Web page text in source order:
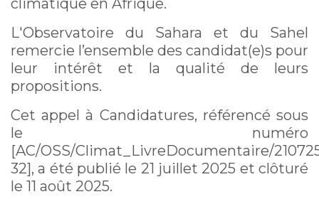
climatique en Afrique.
L'Observatoire du Sahara et du Sahel
remercie l’ensemble des candidat(e)s pour
leur intérêt et la qualité de leurs
propositions.
Cet appel à Candidatures, référencé sous
le numéro
[AC/OSS/Climat_LivreDocumentaire/
32], a été publié le 21 juillet 2025 et clôturé
le 11 août 2025.